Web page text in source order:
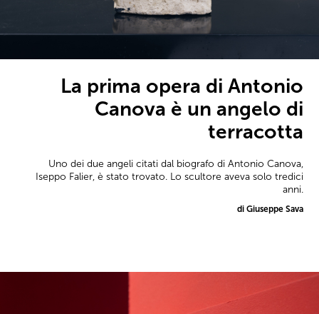
La prima opera di Antonio
Canova è un angelo di
terracotta
Uno dei due angeli citati dal biografo di Antonio Canova,
Iseppo Falier, è stato trovato. Lo scultore aveva solo tredici
anni.
di Giuseppe Sava